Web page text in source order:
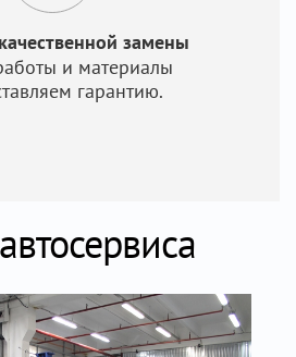
замены
и материалы
гарантию.